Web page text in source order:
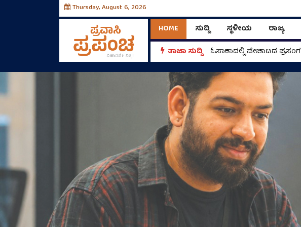
Thursday, August 6, 2026
HOME ಸುದ್ದಿ ಸ್ಥಳೀಯ ರಾಜ್ಯ
ತಾಜಾ ಸುದ್ದಿ
ಓಸಾಕಾದಲ್ಲಿ ಪೇಚಾಟದ ಪ್ರಸಂಗ